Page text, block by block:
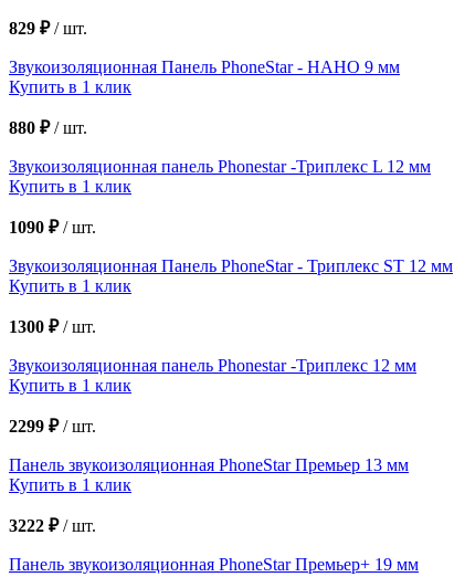
829 ₽/шт.
Звукоизоляционная Панель PhoneStar - НАНО 9 мм
Купить в 1 клик
880 ₽/шт.
Звукоизоляционная панель Phonestar -Триплекс L 12 мм
Купить в 1 клик
1090 ₽/шт.
Звукоизоляционная Панель PhoneStar - Триплекс ST 12 мм
Купить в 1 клик
1300 ₽/шт.
Звукоизоляционная панель Phonestar -Триплекс 12 мм
Купить в 1 клик
2299 ₽/шт.
Панель звукоизоляционная PhoneStar Премьер 13 мм
Купить в 1 клик
3222 ₽/шт.
Панель звукоизоляционная PhoneStar Премьер+ 19 мм